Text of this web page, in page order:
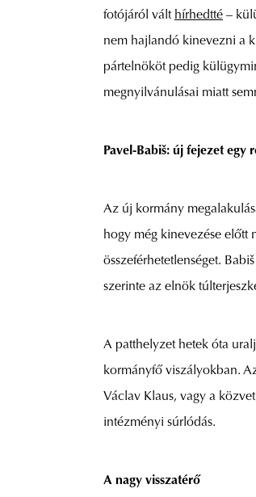
fotójáról vált hírhedtté –
nem hajlandó kinevezni a
pártelnököt pedig
megnyilvánulásai miatt
Pavel-Babiš: új fejezet egy
Az új kormány
hogy még kinevezése előtt
összeférhetetlenséget.
szerinte az elnök
A patthelyzet hetek óta
kormányfő viszályokban.
Václav Klaus, vagy a
intézményi súrlódás.
A nagy visszatérő